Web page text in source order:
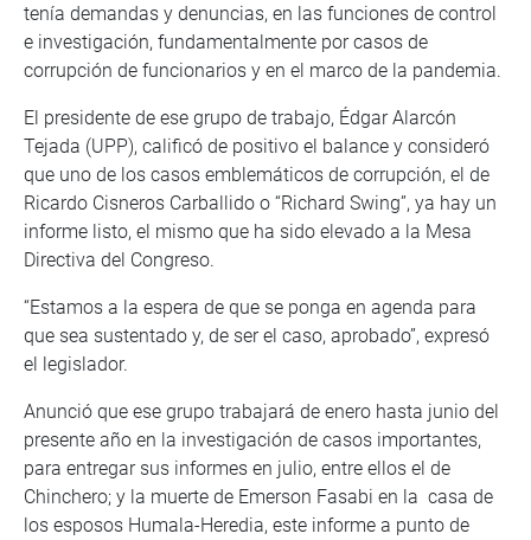
tenía demandas y denuncias, en las funciones de control
e investigación, fundamentalmente por casos de
corrupción de funcionarios y en el marco de la pandemia.
El presidente de ese grupo de trabajo, Édgar Alarcón
Tejada (UPP), calificó de positivo el balance y consideró
que uno de los casos emblemáticos de corrupción, el de
Ricardo Cisneros Carballido o “Richard Swing”, ya hay un
informe listo, el mismo que ha sido elevado a la Mesa
Directiva del Congreso.
“Estamos a la espera de que se ponga en agenda para
que sea sustentado y, de ser el caso, aprobado”, expresó
el legislador.
Anunció que ese grupo trabajará de enero hasta junio del
presente año en la investigación de casos importantes,
para entregar sus informes en julio, entre ellos el de
Chinchero; y la muerte de Emerson Fasabi en la casa de
los esposos Humala-Heredia, este informe a punto de